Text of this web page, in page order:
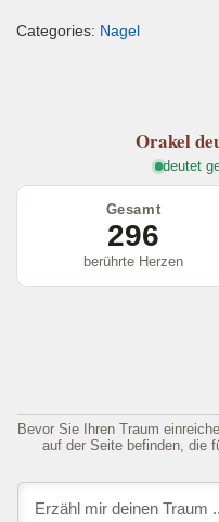
ail c
o
k
m
Categories: Nagel
Orakel
deutet
Gesamt
296
berührte Herzen
Bevor Sie Ihren Traum
auf der Seite befinden, die